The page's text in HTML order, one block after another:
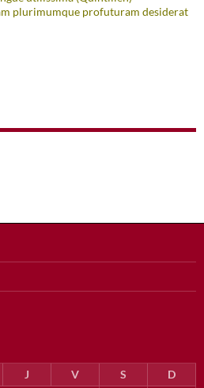
plurimumque profuturam desiderat
J V S D